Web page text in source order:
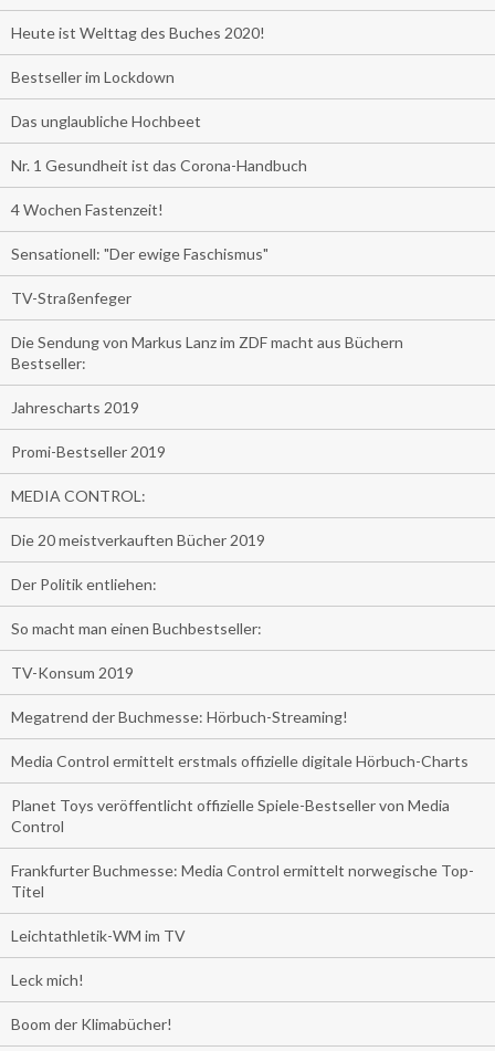
Heute ist Welttag des Buches 2020!
Bestseller im Lockdown
Das unglaubliche Hochbeet
Nr. 1 Gesundheit ist das Corona-Handbuch
4 Wochen Fastenzeit!
Sensationell: "Der ewige Faschismus"
TV-Straßenfeger
Die Sendung von Markus Lanz im ZDF macht aus Büchern
Bestseller:
Jahrescharts 2019
Promi-Bestseller 2019
MEDIA CONTROL:
Die 20 meistverkauften Bücher 2019
Der Politik entliehen:
So macht man einen Buchbestseller:
TV-Konsum 2019
Megatrend der Buchmesse: Hörbuch-Streaming!
Media Control ermittelt erstmals offizielle digitale Hörbuch-Charts
Planet Toys veröffentlicht offizielle Spiele-Bestseller von Media
Control
Frankfurter Buchmesse: Media Control ermittelt norwegische Top-
Titel
Leichtathletik-WM im TV
Leck mich!
Boom der Klimabücher!